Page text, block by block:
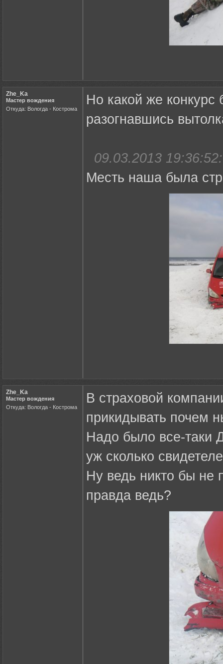
Zhe_Ka
Мастер вождения
Откуда: Вологда - Кострома
Но какой же конкурс
разогнавшись
09.03.2013 19:36:52:
Месть наша была
Zhe_Ka
Мастер вождения
Откуда: Вологда - Кострома
В страховой
прикидывать почем
Надо было все-таки
уж сколько
Ну ведь никто бы не
правда ведь?